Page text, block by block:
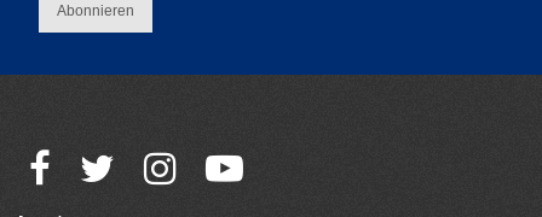
Abonnieren